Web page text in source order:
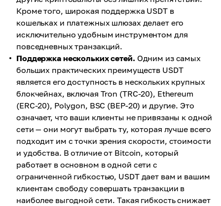
Кроме того, широкая поддержка USDT в
кошельках и платежных шлюзах делает его
исключительно удобным инструментом для
повседневных транзакций.
Поддержка нескольких сетей. Одним из самых
больших практических преимуществ USDT
является его доступность в нескольких крупных
блокчейнах, включая Tron (TRC-20), Ethereum
(ERC-20), Polygon, BSC (BEP-20) и другие. Это
означает, что ваши клиенты не привязаны к одной
сети — они могут выбрать ту, которая лучше всего
подходит им с точки зрения скорости, стоимости
и удобства. В отличие от Bitcoin, который
работает в основном в одной сети с
ограниченной гибкостью, USDT дает вам и вашим
клиентам свободу совершать транзакции в
наиболее выгодной сети. Такая гибкость снижает